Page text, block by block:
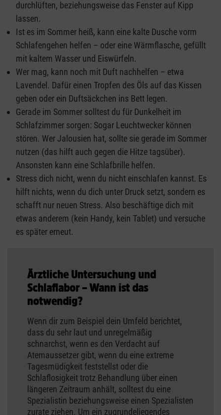
durchlüften, beziehungsweise das Fenster auf Kipp
lassen.
Ist es im Sommer heiß, kann eine kalte Dusche vorm
Schlafengehen helfen – oder eine Wärmflasche, gefüllt
mit kaltem Wasser und Eiswürfeln.
Wer mag, kann noch mit Duft nachhelfen – etwa
Lavendel. Dafür einen Tropfen des Öls auf das Kissen
geben oder ein Duftsäckchen ins Bett legen.
Gerade im Sommer solltest du für Dunkelheit im
Schlafzimmer sorgen: Sogar Leuchtwecker können
stören. Wer Jalousien hat, sollte sie gerade im Sommer
nutzen (das hilft auch gegen die Hitze tagsüber).
Ansonsten kann eine Schlafbrille helfen.
Stress dich nicht, wenn du nicht einschlafen kannst. Es
hilft nichts, wenn du dich unter Druck setzt, sondern es
schafft nur neuen Stress. Also beschäftige dich mit
etwas anderem (kein Handy, kein Tablet) und versuche
es später erneut.
Ärztliche Untersuchung und
Schlaflabor – Wann ist das
notwendig?
Wenn dir zum Beispiel dein Umfeld berichtet,
dass du sehr laut und unregelmäßig
schnarchst, wenn es den Verdacht auf
Atemaussetzer gibt, wenn du eine extreme
Tagesmüdigkeit feststellst oder die
Schlaflosigkeit trotz Behandlung über einen
längeren Zeitraum anhält, solltest du eine
Spezialistin beziehungsweise einen Spezialisten
zurate ziehen. Um ein zugrundeliegendes